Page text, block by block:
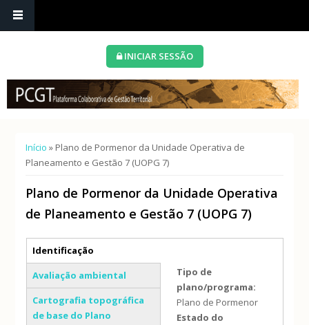
INICIAR SESSÃO
Está aqui
Início » Plano de Pormenor da Unidade Operativa de
Planeamento e Gestão 7 (UOPG 7)
Plano de Pormenor da Unidade Operativa
de Planeamento e Gestão 7 (UOPG 7)
Separadores verticais
Identificação
(separador ativo)
Avaliação ambiental
Cartografia topográfica
de base do Plano
Tipo de
plano/programa:
Plano de Pormenor
Estado do